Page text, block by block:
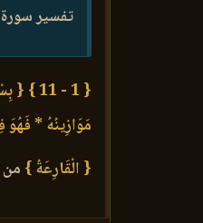
تفسير سورة
{ 1 - 11 }
{
مَوَازِينُهُ *
{ الْقَارِعَةُ }من